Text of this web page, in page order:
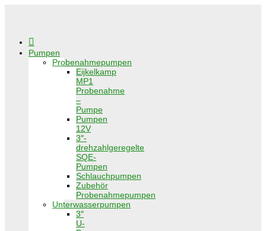

Pumpen
Probenahmepumpen
Eijkelkamp
MP1
Probenahme
–
Pumpe
Pumpen
12V
3″-
drehzahlgeregelte
SQE-
Pumpen
Schlauchpumpen
Zubehör
Probenahmepumpen
Unterwasserpumpen
3″
U-